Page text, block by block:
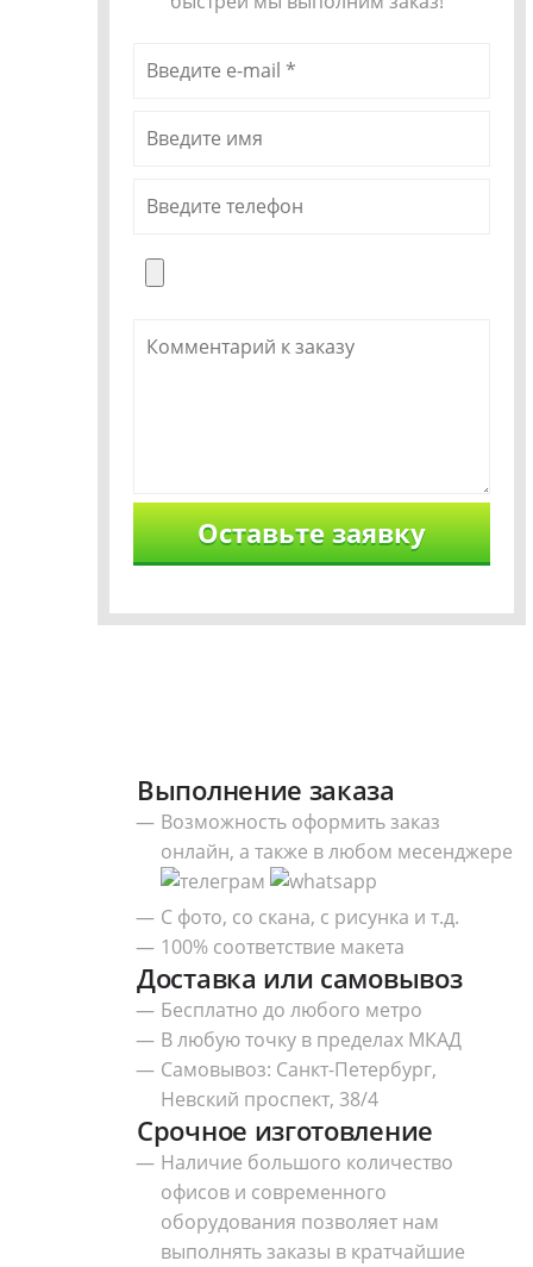
Выполнение заказа
Возможность оформить заказ
онлайн, а также в любом месенджере
С фото, со скана, с рисунка и т.д.
100% соответствие макета
Доставка или самовывоз
Бесплатно до любого метро
В любую точку в пределах МКАД
Самовывоз: Санкт-Петербург,
Невский проспект, 38/4
Срочное изготовление
Наличие большого количество
офисов и современного
оборудования позволяет нам
выполнять заказы в кратчайшие